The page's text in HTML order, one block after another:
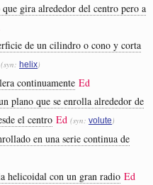
gira alrededor del centro pero a
de un cilindro o cono y corta
(syn: helix)
continuamente Ed
plano que se enrolla alrededor de
el centro Ed (syn: volute )
en una serie continua de
helicoidal con un gran radio Ed